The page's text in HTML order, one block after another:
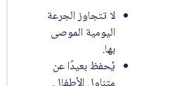
لا تتجاوز الجرعة
اليومية الموصى
يُحفظ بعيدًا عن